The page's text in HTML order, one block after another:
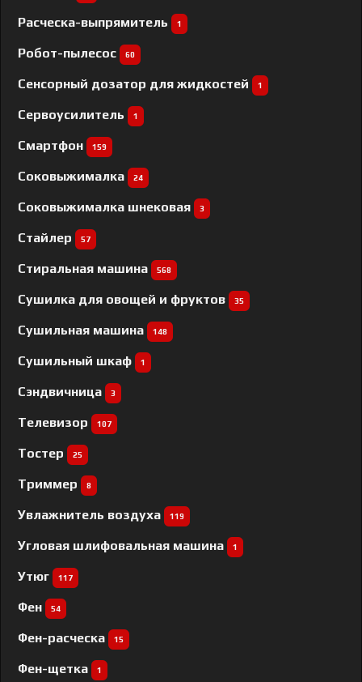
Расческа-выпрямитель 1
Робот-пылесос 60
Сенсорный дозатор для жидкостей 1
Сервоусилитель 1
Смартфон 159
Соковыжималка 24
Соковыжималка шнековая 3
Стайлер 57
Стиральная машина 568
Сушилка для овощей и фруктов 35
Сушильная машина 148
Сушильный шкаф 1
Сэндвичница 3
Телевизор 107
Тостер 25
Триммер 8
Увлажнитель воздуха 119
Угловая шлифовальная машина 1
Утюг 117
Фен 54
Фен-расческа 15
Фен-щетка 1